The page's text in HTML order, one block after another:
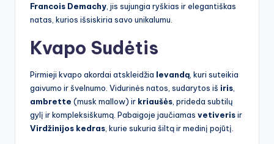
Francois Demachy , jis sujungia ryškias ir elegantiškas
natas, kurios išsiskiria savo unikalumu.
Kvapo Sudėtis
Pirmieji kvapo akordai atskleidžia levandą , kuri suteikia
gaivumo ir švelnumo. Vidurinės natos, sudarytos iš iris
ambrette (musk mallow) ir kriaušės , prideda subtilų
gylį ir kompleksiškumą. Pabaigoje jaučiamas vetiverisir
Virdžinijos kedras , kurie sukuria šiltą ir medinį pojūtį.